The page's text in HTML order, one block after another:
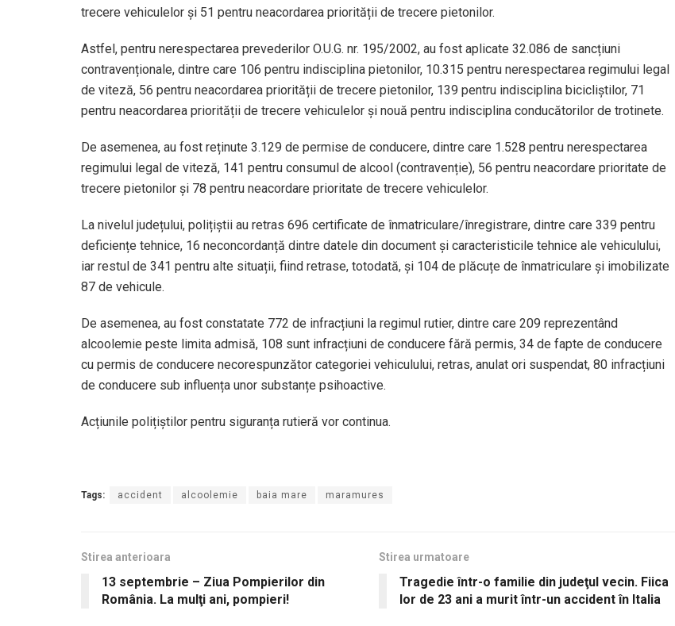
trecere vehiculelor și 51 pentru neacordarea priorității de trecere pietonilor.
Astfel, pentru nerespectarea prevederilor O.U.G. nr. 195/2002, au fost aplicate 32.086 de sancțiuni
contravenționale, dintre care 106 pentru indisciplina pietonilor, 10.315 pentru nerespectarea regimului legal
de viteză, 56 pentru neacordarea priorității de trecere pietonilor, 139 pentru indisciplina bicicliștilor, 71
pentru neacordarea priorității de trecere vehiculelor și nouă pentru indisciplina conducătorilor de trotinete.
De asemenea, au fost reținute 3.129 de permise de conducere, dintre care 1.528 pentru nerespectarea
regimului legal de viteză, 141 pentru consumul de alcool (contravenție), 56 pentru neacordare prioritate de
trecere pietonilor și 78 pentru neacordare prioritate de trecere vehiculelor.
La nivelul județului, polițiștii au retras 696 certificate de înmatriculare/înregistrare, dintre care 339 pentru
deficiențe tehnice, 16 neconcordanță dintre datele din document și caracteristicile tehnice ale vehiculului,
iar restul de 341 pentru alte situații, fiind retrase, totodată, și 104 de plăcuțe de înmatriculare și imobilizate
87 de vehicule.
De asemenea, au fost constatate 772 de infracțiuni la regimul rutier, dintre care 209 reprezentând
alcoolemie peste limita admisă, 108 sunt infracțiuni de conducere fără permis, 34 de fapte de conducere
cu permis de conducere necorespunzător categoriei vehiculului, retras, anulat ori suspendat, 80 infracțiuni
de conducere sub influența unor substanțe psihoactive.
Acțiunile polițiștilor pentru siguranța rutieră vor continua.
Tags: accident alcoolemie baia mare maramures
Stirea anterioara
13 septembrie – Ziua Pompierilor din
România. La mulţi ani, pompieri!
Stirea urmatoare
Tragedie într-o familie din judeţul vecin. Fiica
lor de 23 ani a murit într-un accident în Italia